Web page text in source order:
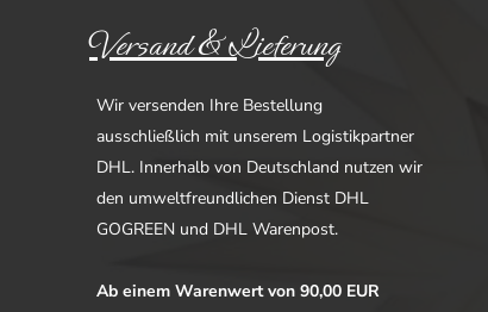
Versand & Lieferung
Wir versenden Ihre Bestellung
ausschließlich mit unserem Logistikpartner
DHL. Innerhalb von Deutschland nutzen wir
den umweltfreundlichen Dienst DHL
GOGREEN und DHL Warenpost.
Ab einem Warenwert von 90,00 EUR